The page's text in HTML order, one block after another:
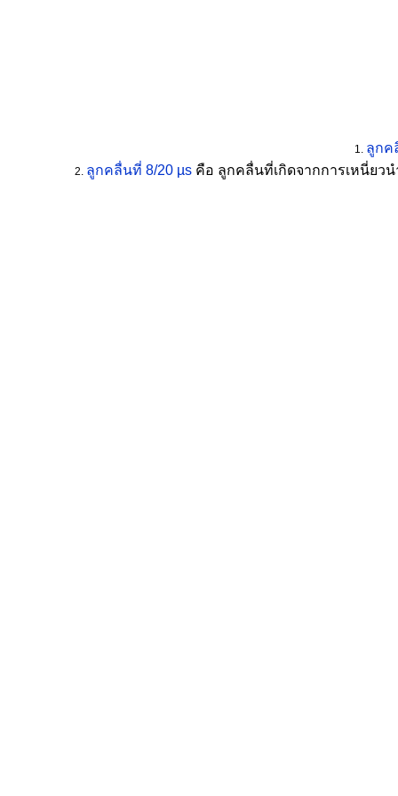
ลูกค
ลูกคลื่นที่ 8/20 µs คือ ลูกคลื่นที่เกิดจากการเหนี่ยว